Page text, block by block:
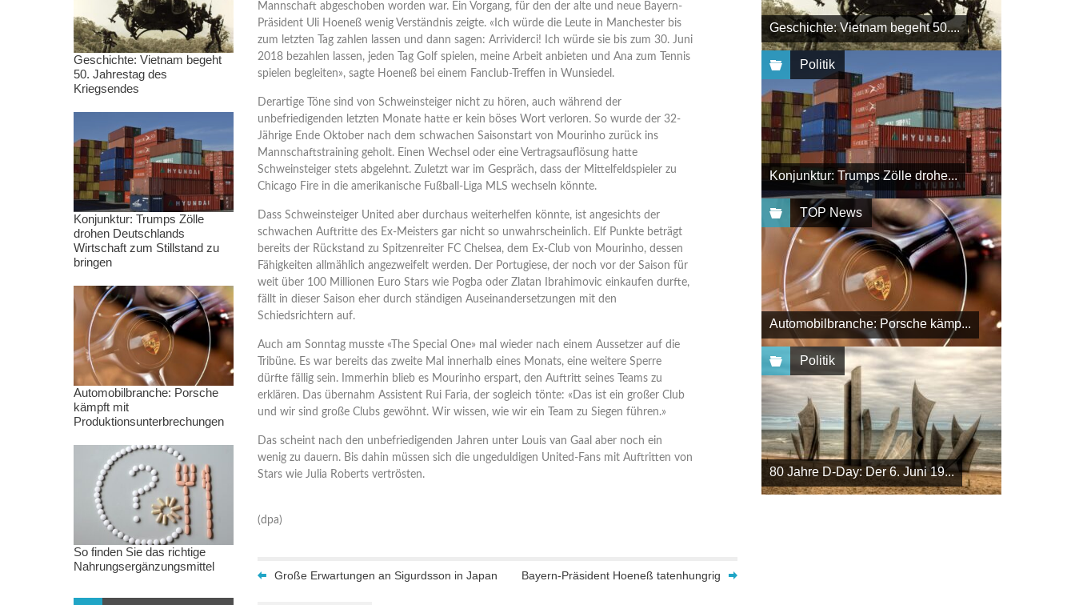
Mannschaft abgeschoben worden war. Ein Vorgang, für den der alte und neue Bayern-
Präsident Uli Hoeneß wenig Verständnis zeigte. «Ich würde die Leute in Manchester bis
zum letzten Tag zahlen lassen und dann sagen: Arrividerci! Ich würde sie bis zum 30. Juni
2018 bezahlen lassen, jeden Tag Golf spielen, meine Arbeit anbieten und Ana zum Tennis
spielen begleiten», sagte Hoeneß bei einem Fanclub-Treffen in Wunsiedel.
Derartige Töne sind von Schweinsteiger nicht zu hören, auch während der
unbefriedigenden letzten Monate hatte er kein böses Wort verloren. So wurde der 32-
Jährige Ende Oktober nach dem schwachen Saisonstart von Mourinho zurück ins
Mannschaftstraining geholt. Einen Wechsel oder eine Vertragsauflösung hatte
Schweinsteiger stets abgelehnt. Zuletzt war im Gespräch, dass der Mittelfeldspieler zu
Chicago Fire in die amerikanische Fußball-Liga MLS wechseln könnte.
Dass Schweinsteiger United aber durchaus weiterhelfen könnte, ist angesichts der
schwachen Auftritte des Ex-Meisters gar nicht so unwahrscheinlich. Elf Punkte beträgt
bereits der Rückstand zu Spitzenreiter FC Chelsea, dem Ex-Club von Mourinho, dessen
Fähigkeiten allmählich angezweifelt werden. Der Portugiese, der noch vor der Saison für
weit über 100 Millionen Euro Stars wie Pogba oder Zlatan Ibrahimovic einkaufen durfte,
fällt in dieser Saison eher durch ständigen Auseinandersetzungen mit den
Schiedsrichtern auf.
Auch am Sonntag musste «The Special One» mal wieder nach einem Aussetzer auf die
Tribüne. Es war bereits das zweite Mal innerhalb eines Monats, eine weitere Sperre
dürfte fällig sein. Immerhin blieb es Mourinho erspart, den Auftritt seines Teams zu
erklären. Das übernahm Assistent Rui Faria, der sogleich tönte: «Das ist ein großer Club
und wir sind große Clubs gewöhnt. Wir wissen, wie wir ein Team zu Siegen führen.»
Das scheint nach den unbefriedigenden Jahren unter Louis van Gaal aber noch ein
wenig zu dauern. Bis dahin müssen sich die ungeduldigen United-Fans mit Auftritten von
Stars wie Julia Roberts vertrösten.
(dpa)
Große Erwartungen an Sigurdsson in Japan Bayern-Präsident Hoeneß tatenhungrig
Geschichte: Vietnam begeht 50....
Politik
Konjunktur: Trumps Zölle drohe...
TOP News
Automobilbranche: Porsche kämp...
Politik
80 Jahre D-Day: Der 6. Juni 19...
Geschichte: Vietnam begeht
50. Jahrestag des
Kriegsendes
Konjunktur: Trumps Zölle
drohen Deutschlands
Wirtschaft zum Stillstand zu
bringen
Automobilbranche: Porsche
kämpft mit
Produktionsunterbrechungen
So finden Sie das richtige
Nahrungsergänzungsmittel